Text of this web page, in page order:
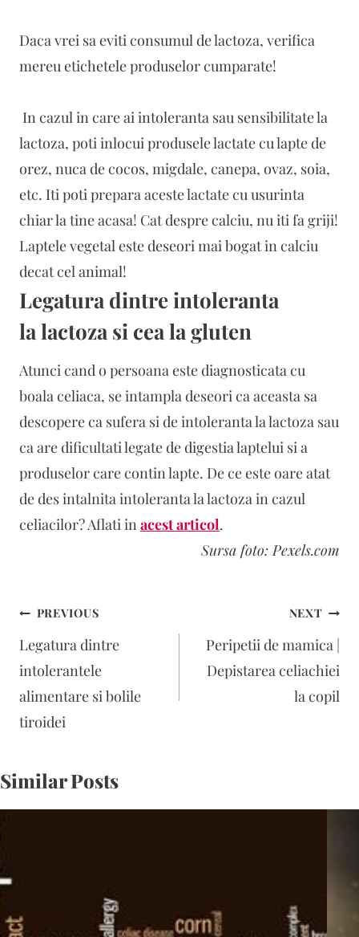
Daca vrei sa eviti consumul de lactoza, verifica
mereu etichetele produselor cumparate!
In cazul in care ai intoleranta sau sensibilitate la
lactoza, poti inlocui produsele lactate cu lapte de
orez, nuca de cocos, migdale, canepa, ovaz, soia,
etc. Iti poti prepara aceste lactate cu usurinta
chiar la tine acasa! Cat despre calciu, nu iti fa griji!
Laptele vegetal este deseori mai bogat in calciu
decat cel animal!
Legatura dintre intoleranta
la lactoza si cea la gluten
Atunci cand o persoana este diagnosticata cu
boala celiaca, se intampla deseori ca aceasta sa
descopere ca sufera si de intoleranta la lactoza sau
ca are dificultati legate de digestia laptelui si a
produselor care contin lapte. De ce este oare atat
de des intalnita intoleranta la lactoza in cazul
celiacilor? Aflati inacest articol.
Sursa foto: Pexels.com
Navigare
în
articole
PREVIOUS
Legatura dintre
intolerantele
alimentare si bolile
tiroidei
NEXT
Peripetii de mamica |
Depistarea celiachiei
la copil
Similar Posts